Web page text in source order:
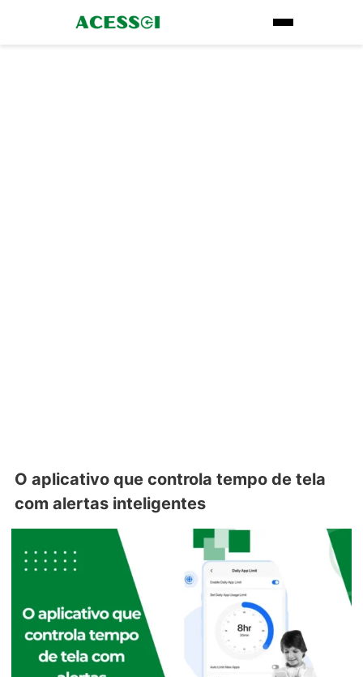
O aplicativo que controla tempo de tela
com alertas inteligentes